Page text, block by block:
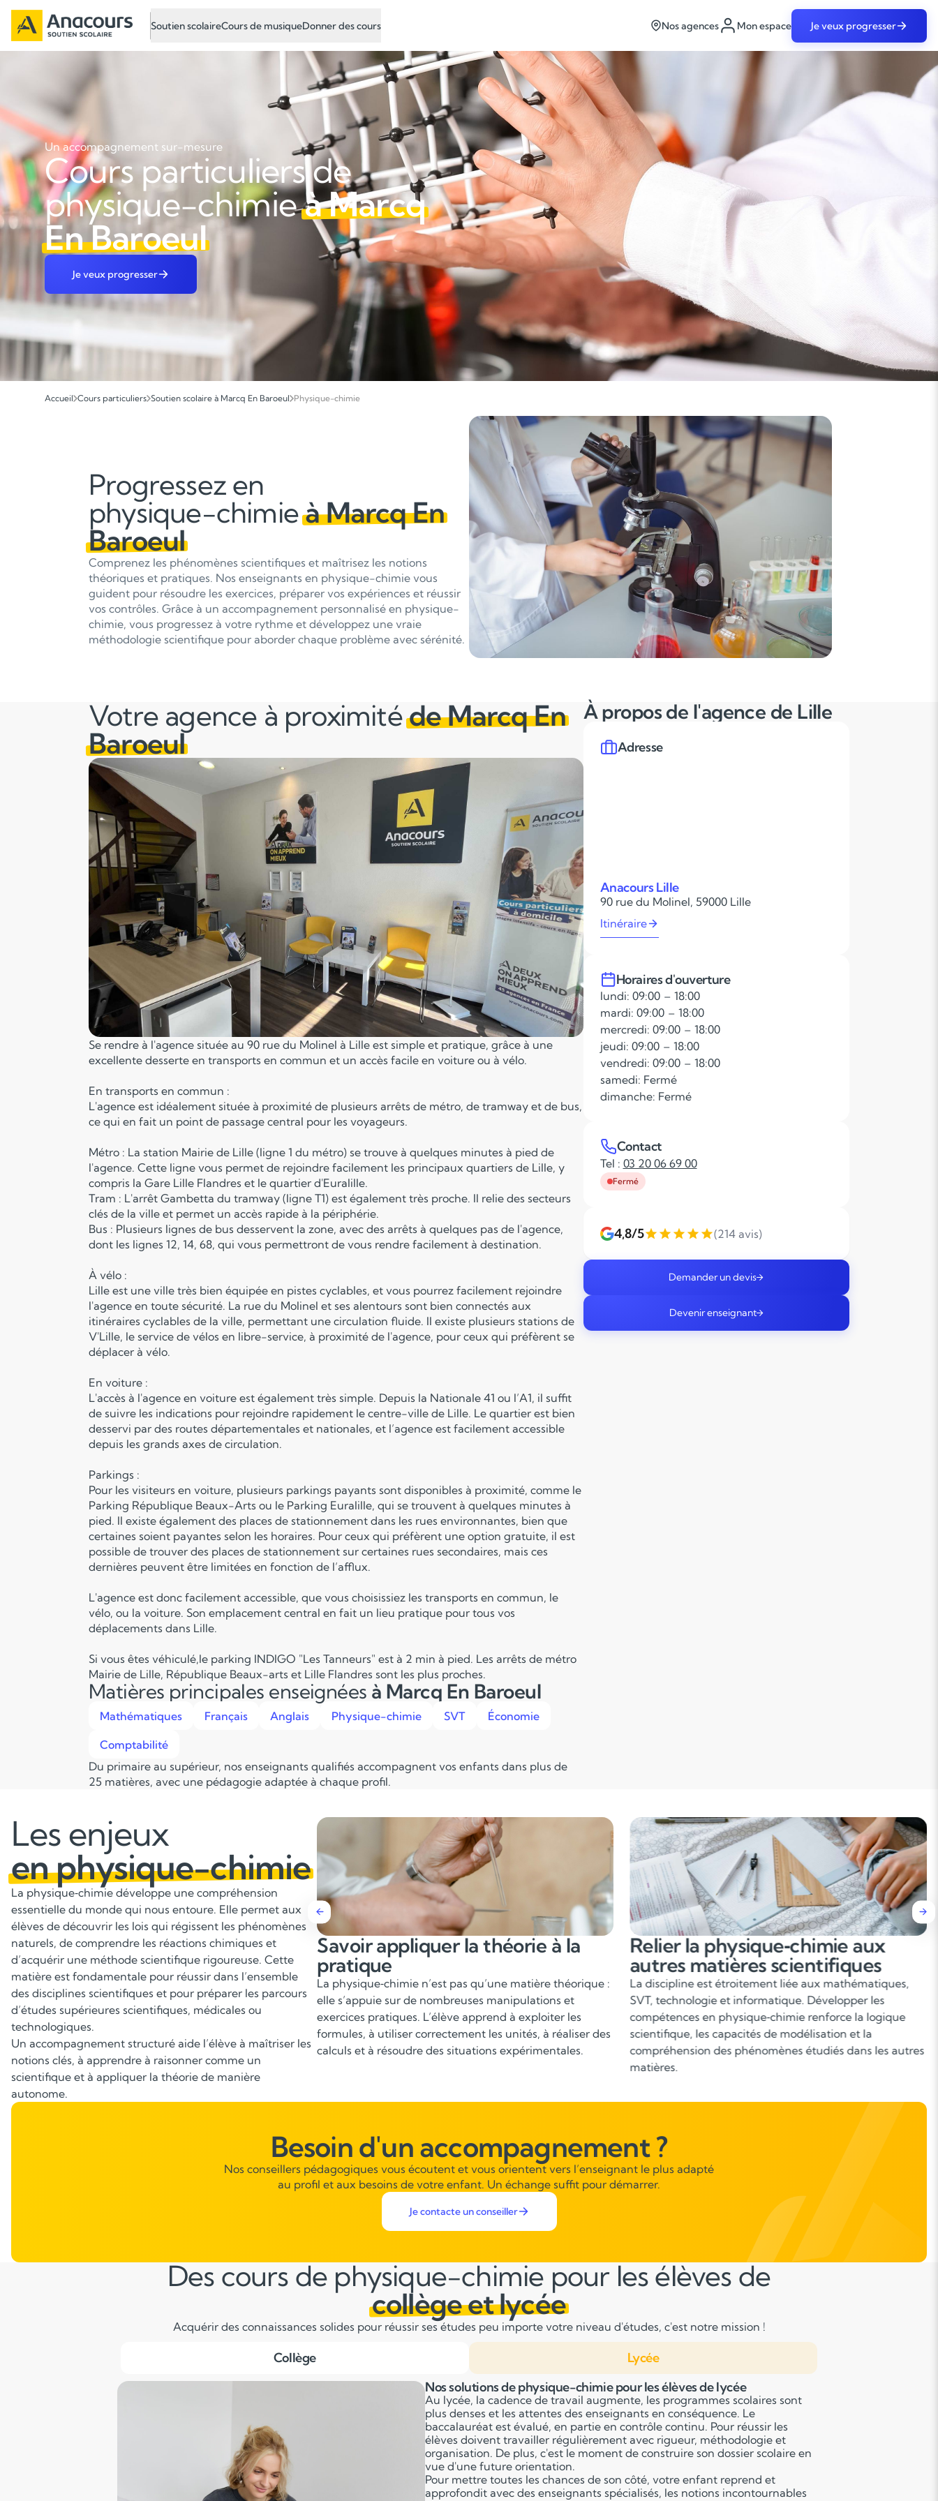
Soutien scolaireCours de musiqueDonner des cours Nos agences Mon espace Je veux progresser
Un accompagnement sur-mesure
Cours particuliers de
physique-chimieà Marcq
En Baroeul
Je veux progresser
Accueil Cours particuliers Soutien scolaire à Marcq En Baroeul Physique-chimie
Progressez en
physique-chimieà Marcq En
Baroeul
Comprenez les phénomènes scientifiques et maîtrisez les notions
théoriques et pratiques. Nos enseignants en physique-chimie vous
guident pour résoudre les exercices, préparer vos expériences et réussir
vos contrôles. Grâce à un accompagnement personnalisé en physique-
chimie, vous progressez à votre rythme et développez une vraie
méthodologie scientifique pour aborder chaque problème avec sérénité.
Votre agence à proximitéde Marcq En
Baroeul
Se rendre à l'agence située au 90 rue du Molinel à Lille est simple et pratique, grâce à une
excellente desserte en transports en commun et un accès facile en voiture ou à vélo.
En transports en commun :
L'agence est idéalement située à proximité de plusieurs arrêts de métro, de tramway et de bus,
ce qui en fait un point de passage central pour les voyageurs.
Métro : La station Mairie de Lille (ligne 1 du métro) se trouve à quelques minutes à pied de
l'agence. Cette ligne vous permet de rejoindre facilement les principaux quartiers de Lille, y
compris la Gare Lille Flandres et le quartier d'Euralille.
Tram : L'arrêt Gambetta du tramway (ligne T1) est également très proche. Il relie des secteurs
clés de la ville et permet un accès rapide à la périphérie.
Bus : Plusieurs lignes de bus desservent la zone, avec des arrêts à quelques pas de l'agence,
dont les lignes 12, 14, 68, qui vous permettront de vous rendre facilement à destination.
À vélo :
Lille est une ville très bien équipée en pistes cyclables, et vous pourrez facilement rejoindre
l'agence en toute sécurité. La rue du Molinel et ses alentours sont bien connectés aux
itinéraires cyclables de la ville, permettant une circulation fluide. Il existe plusieurs stations de
V'Lille, le service de vélos en libre-service, à proximité de l'agence, pour ceux qui préfèrent se
déplacer à vélo.
En voiture :
L'accès à l'agence en voiture est également très simple. Depuis la Nationale 41 ou l’A1, il suffit
de suivre les indications pour rejoindre rapidement le centre-ville de Lille. Le quartier est bien
desservi par des routes départementales et nationales, et l’agence est facilement accessible
depuis les grands axes de circulation.
Parkings :
Pour les visiteurs en voiture, plusieurs parkings payants sont disponibles à proximité, comme le
Parking République Beaux-Arts ou le Parking Euralille, qui se trouvent à quelques minutes à
pied. Il existe également des places de stationnement dans les rues environnantes, bien que
certaines soient payantes selon les horaires. Pour ceux qui préfèrent une option gratuite, il est
possible de trouver des places de stationnement sur certaines rues secondaires, mais ces
dernières peuvent être limitées en fonction de l’afflux.
L'agence est donc facilement accessible, que vous choisissiez les transports en commun, le
vélo, ou la voiture. Son emplacement central en fait un lieu pratique pour tous vos
déplacements dans Lille.
Si vous êtes véhiculé,le parking INDIGO "Les Tanneurs" est à 2 min à pied. Les arrêts de métro
Mairie de Lille, République Beaux-arts et Lille Flandres sont les plus proches.
Matières principales enseignées à Marcq En Baroeul
Mathématiques Français Anglais Physique-chimie SVT Économie
Comptabilité
Du primaire au supérieur, nos enseignants qualifiés accompagnent vos enfants dans plus de
25 matières, avec une pédagogie adaptée à chaque profil.
À propos de l'agence de Lille
Adresse
Anacours Lille
90 rue du Molinel, 59000 Lille
Itinéraire
Horaires d'ouverture
lundi: 09:00 – 18:00
mardi: 09:00 – 18:00
mercredi: 09:00 – 18:00
jeudi: 09:00 – 18:00
vendredi: 09:00 – 18:00
samedi: Fermé
dimanche: Fermé
Contact
Tel : 03 20 06 69 00
Fermé
4,8/5 (214 avis)
Demander un devis
Devenir enseignant
Les enjeux
en physique-chimie
La physique‑chimie développe une compréhension
essentielle du monde qui nous entoure. Elle permet aux
élèves de découvrir les lois qui régissent les phénomènes
naturels, de comprendre les réactions chimiques et
d’acquérir une méthode scientifique rigoureuse. Cette
matière est fondamentale pour réussir dans l’ensemble
des disciplines scientifiques et pour préparer les parcours
d’études supérieures scientifiques, médicales ou
technologiques.
Un accompagnement structuré aide l’élève à maîtriser les
notions clés, à apprendre à raisonner comme un
scientifique et à appliquer la théorie de manière
autonome.
Savoir appliquer la théorie à la
pratique
La physique‑chimie n’est pas qu’une matière théorique :
elle s’appuie sur de nombreuses manipulations et
exercices pratiques. L’élève apprend à exploiter les
formules, à utiliser correctement les unités, à réaliser des
calculs et à résoudre des situations expérimentales.
Relier la physique‑chimie aux
autres matières scientifiques
La discipline est étroitement liée aux mathématiques,
SVT, technologie et informatique. Développer les
compétences en physique‑chimie renforce la logique
scientifique, les capacités de modélisation et la
compréhension des phénomènes étudiés dans les autres
Comprendre les concepts
fondamentaux
La physique‑chimie repose sur des notions de base
incontournables : forces, énergie, mouvement,
électricité, transformations chimiques, atomes, solutions,
réactions… Maîtriser ces concepts permet de progresser
sans lacunes et d’aborder sereinement les chapitres plus
complexes.
Besoin d'un accompagnement ?
Nos conseillers pédagogiques vous écoutent et vous orientent vers l’enseignant le plus adapté
au profil et aux besoins de votre enfant. Un échange suffit pour démarrer.
Je contacte un conseiller
Des cours de physique-chimie pour les élèves de
collège et lycée
Acquérir des connaissances solides pour réussir ses études peu importe votre niveau d'études, c'est notre mission !
Collège
Lycée
Nos solutions de physique-chimie pour les élèves de lycée
Au lycée, la cadence de travail augmente, les programmes scolaires sont
plus denses et les attentes des enseignants en conséquence. Le
baccalauréat est évalué, en partie en contrôle continu. Pour réussir les
élèves doivent travailler régulièrement avec rigueur, méthodologie et
organisation. De plus, c'est le moment de construire son dossier scolaire en
vue d'une future orientation.
Pour mettre toutes les chances de son côté, votre enfant reprend et
approfondit avec des enseignants spécialisés, les notions incontournables